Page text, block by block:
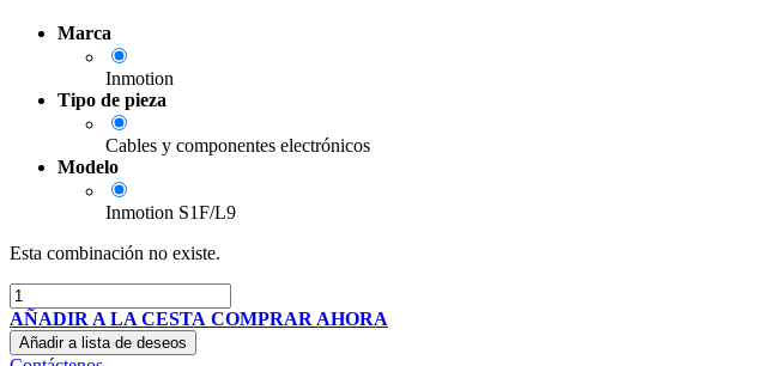
Marca
Inmotion
Tipo de pieza
Cables y componentes electrónicos
Modelo
Inmotion S1F/L9
Esta combinación no existe.
AÑADIR A LA CESTA COMPRAR AHORA
Añadir a lista de deseos